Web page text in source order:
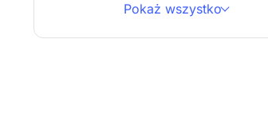
Pokaż wszystko